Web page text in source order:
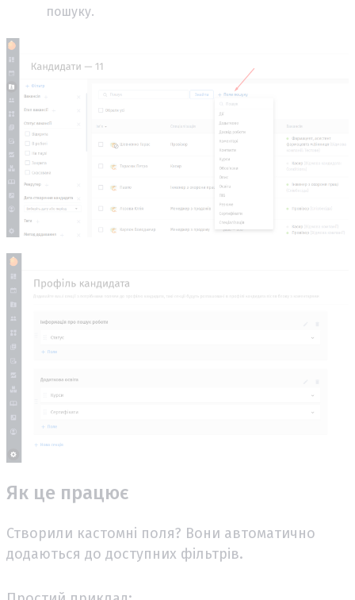
пошуку.
Як це працює
Створили кастомні поля? Вони автоматично
додаються до доступних фільтрів.